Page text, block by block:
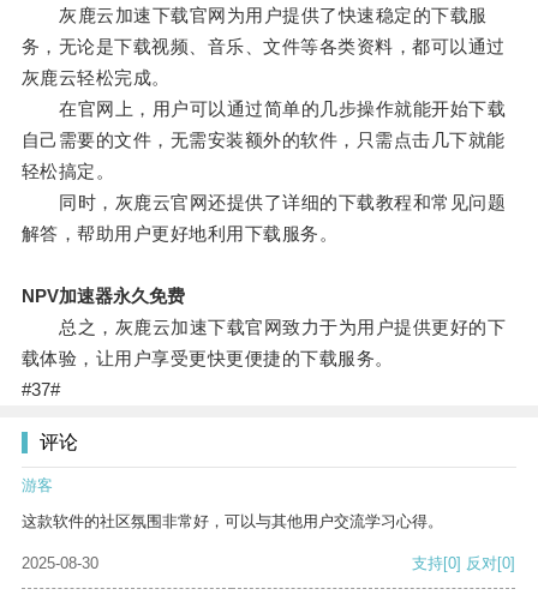
灰鹿云加速下载官网为用户提供了快速稳定的下载服
务，无论是下载视频、音乐、文件等各类资料，都可以通过
灰鹿云轻松完成。
在官网上，用户可以通过简单的几步操作就能开始下载
自己需要的文件，无需安装额外的软件，只需点击几下就能
轻松搞定。
同时，灰鹿云官网还提供了详细的下载教程和常见问题
解答，帮助用户更好地利用下载服务。
NPV加速器永久免费
总之，灰鹿云加速下载官网致力于为用户提供更好的下
载体验，让用户享受更快更便捷的下载服务。
#37#
评论
游客
这款软件的社区氛围非常好，可以与其他用户交流学习心得。
2025-08-30 支持[0] 反对[0]